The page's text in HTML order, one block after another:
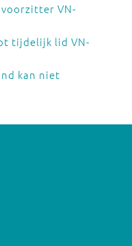
VN-
tijdelijk lid VN-
kan niet